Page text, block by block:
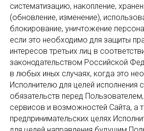
систематизацию, накопление,
(обновление, изменение),
блокирование, уничтожение
если это необходимо для защиты
интересов третьих лиц в
законодательством Российской
в любых иных случаях, когда это
Исполнителю для целей исполнения
обязательств перед
сервисов и возможностей Сайта, а
предпринимательских целях